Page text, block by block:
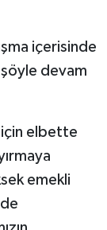
içerisinde
şöyle devam
için elbette
emekli